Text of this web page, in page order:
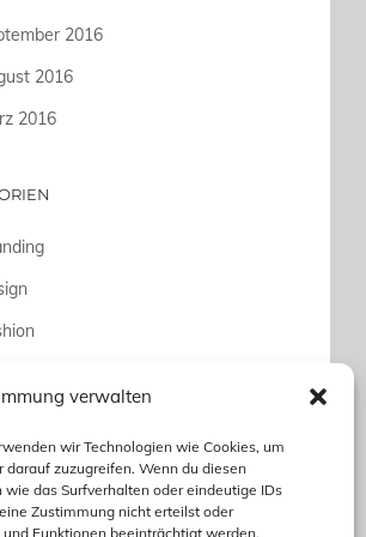
verwalten
wir Technologien wie Cookies, um
zuzugreifen. Wenn du diesen
das Surfverhalten oder eindeutige IDs
Zustimmung nicht erteilst oder
Funktionen beeinträchtigt werden.
2016
2016
2016